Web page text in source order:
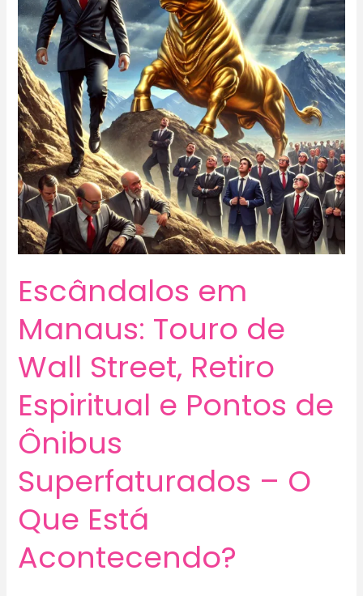
Escândalos em
Manaus: Touro de
Wall Street, Retiro
Espiritual e Pontos de
Ônibus
Superfaturados – O
Que Está
Acontecendo?